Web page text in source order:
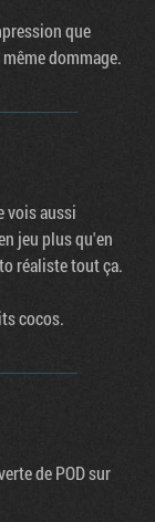
que
dommage.
vois aussi
jeu plus qu'en
réaliste tout ça.
cocos.
de POD sur